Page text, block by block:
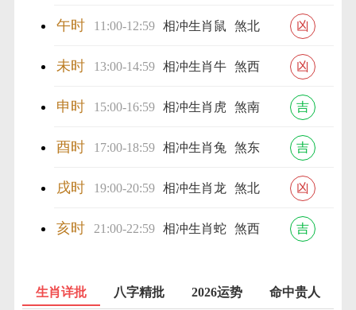
午时 11:00-12:59 相冲生肖鼠 煞北 凶
未时 13:00-14:59 相冲生肖牛 煞西 凶
申时 15:00-16:59 相冲生肖虎 煞南 吉
酉时 17:00-18:59 相冲生肖兔 煞东 吉
戌时 19:00-20:59 相冲生肖龙 煞北 凶
亥时 21:00-22:59 相冲生肖蛇 煞西 吉
生肖详批 八字精批 2026运势 命中贵人